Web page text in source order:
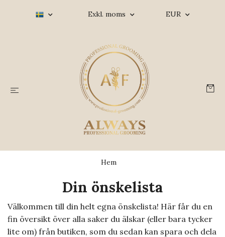
Exkl. moms EUR
Hem
Din önskelista
Välkommen till din helt egna önskelista! Här får du en
fin översikt över alla saker du älskar (eller bara tycker
lite om) från butiken, som du sedan kan spara och dela